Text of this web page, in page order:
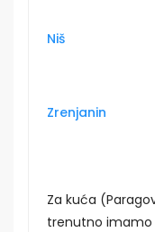
Niš
Zrenjanin
Za kuća
trenutno imamo